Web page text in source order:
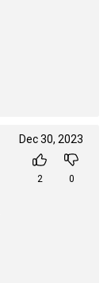
Dec 30, 2023
2 0